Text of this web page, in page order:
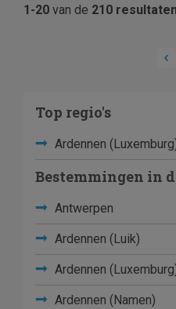
1-20 van de 210 resultaten
Top regio's
Ardennen
Bestemmingen in
Antwerpen
Ardennen (Luik)
Ardennen
Ardennen (Namen)